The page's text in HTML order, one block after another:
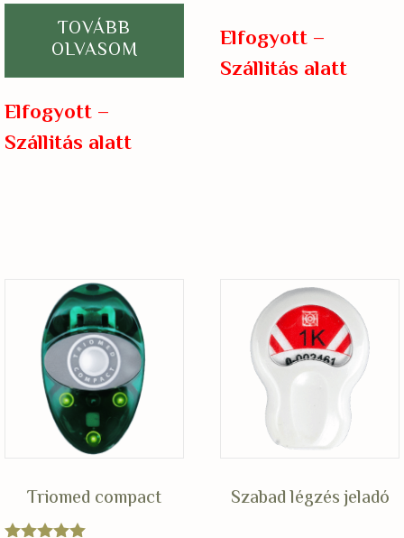
TOVÁBB
OLVASOM
Elfogyott –
Szállitás alatt
Elfogyott –
Szállitás alatt
Triomed compact Szabad légzés jeladó